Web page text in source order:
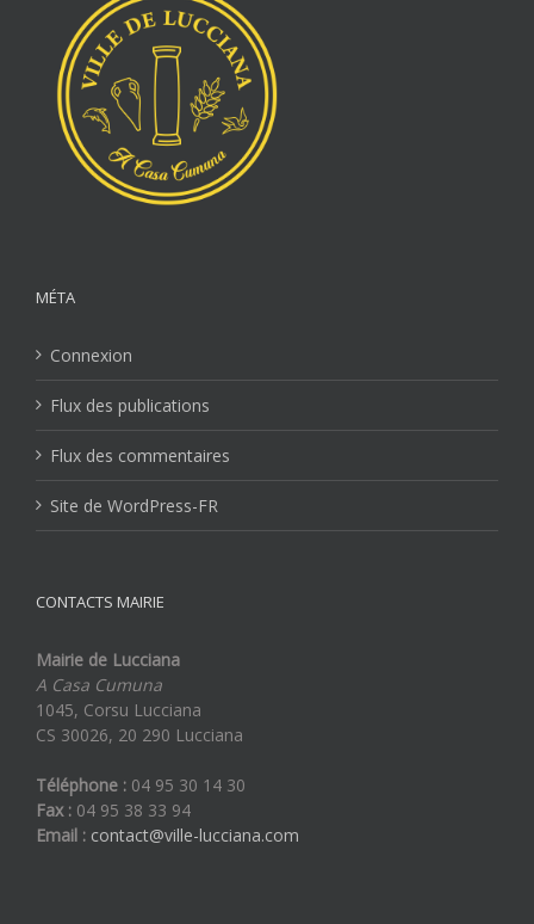
MÉTA
Connexion
Flux des publications
Flux des commentaires
Site de WordPress-FR
CONTACTS MAIRIE
Mairie de Lucciana
A Casa Cumuna
1045, Corsu Lucciana
CS 30026, 20 290 Lucciana
Téléphone : 04 95 30 14 30
Fax : 04 95 38 33 94
Email : contact@ville-lucciana.com